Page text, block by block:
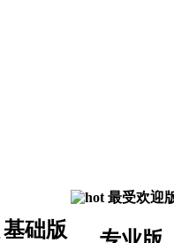
基础版
最受欢迎